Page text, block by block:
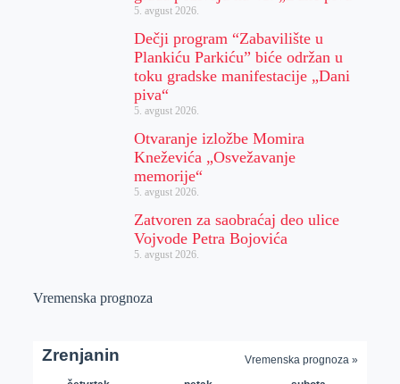
5. avgust 2026.
Dečji program “Zabavilište u
Plankiću Parkiću” biće održan u
toku gradske manifestacije „Dani
piva“
5. avgust 2026.
Otvaranje izložbe Momira
Kneževića „Osvežavanje
memorije“
5. avgust 2026.
Zatvoren za saobraćaj deo ulice
Vojvode Petra Bojovića
5. avgust 2026.
Vremenska prognoza